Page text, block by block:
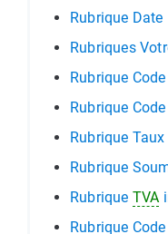
Rubrique Date
Rubriques
Rubrique
Rubrique
Rubrique
Rubrique
Rubrique TVA
Rubrique